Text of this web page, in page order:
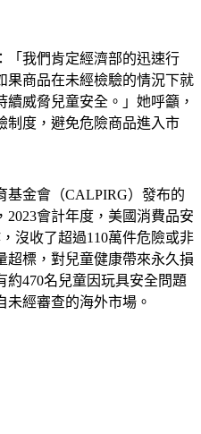
「我們肯定經濟部的迅速行
果商品在未經檢驗的情況下就
威脅兒童安全。」她呼籲，
制度，避免危險商品進入市
基金會（CALPIRG）發布的
2023會計年度，美國消費品安
沒收了超過110萬件危險或非
超標，對兒童健康帶來永久損
約470名兒童因玩具安全問題
未經審查的海外市場。